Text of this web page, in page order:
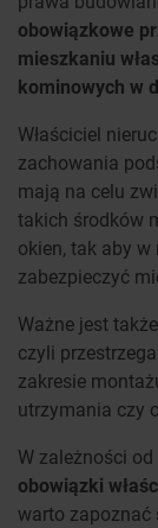
obowiązkowe
mieszkaniu
kominowych w
Właściciel
zachowania
mają na celu
takich środków
okien, tak aby
zabezpieczyć
Ważne jest
czyli
zakresie
utrzymania czy
W zależności
obowiązki
warto zapoznać